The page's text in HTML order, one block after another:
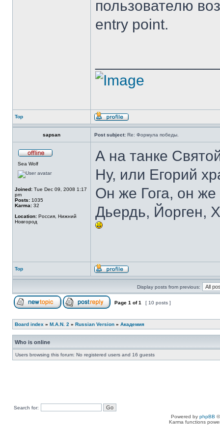
пользователю
entry point.
Top
sapsan Post subject: Re: Формула победы.
Sea Wolf
Joined: Tue Dec 09, 2008 1:17
pm
Posts: 1035
Karma: 32
Location: Россия, Нижний
Новгород
А на танке
Ну, или Егорий
Он же Гога, он
Дьердь, Йорген,
Top
Display posts from previous:
Page 1 of1 [ 10 posts ]
Board index » M.A.N. 2 » Russian Version » Академия
Who is online
Users browsing this forum: No registered users and 16 guests
Search for:
Powered by phpBB
Karma functions